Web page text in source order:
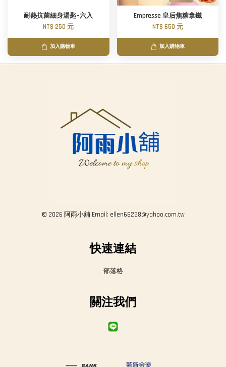
耐熱抗菌細身湯匙~六入
NT$ 250 元
加入購物車
Empresse 皇后焦糖拿鐵
NT$ 650 元
加入購物車
© 2026 阿雨小舖 Email: ellen66228@yahoo.com.tw
快速連結
部落格
關注我們